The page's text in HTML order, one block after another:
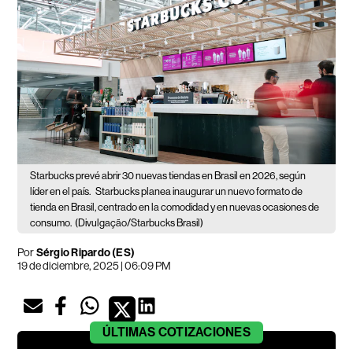
Starbucks prevé abrir 30 nuevas tiendas en Brasil en 2026, según
líder en el país. Starbucks planea inaugurar un nuevo formato de
tienda en Brasil, centrado en la comodidad y en nuevas ocasiones de
consumo. (Divulgação/Starbucks Brasil)
PorSérgio Ripardo (ES)
19 de diciembre, 2025 | 06:09 PM
ÚLTIMAS COTIZACIONES